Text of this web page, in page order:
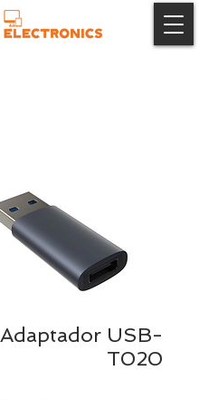
Adaptador USB-
T020